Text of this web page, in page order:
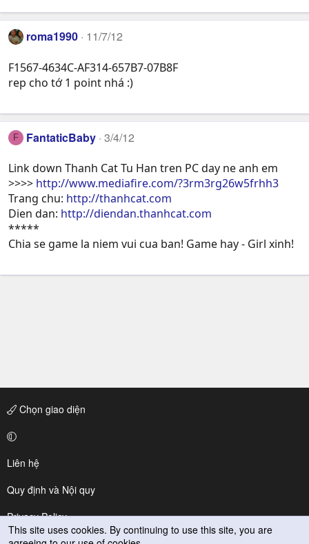
roma1990 11/7/12
F1567-4634C-AF314-657B7-07B8F
rep cho tớ 1 point nhá :)
F FantaticBaby 3/4/12
Link down Thanh Cat Tu Han tren PC day ne anh em
>>>> http://www.mediafire.com/?3rm3rg26w5frhh3
Trang chu: http://thanhcat.com
Dien dan: http://diendan.thanhcat.com
*****
Chia se game la niem vui cua ban! Game hay - Girl xinh!
Chọn giao diện
Liên hệ
Quy định và Nội quy
Privacy Policy
This site uses cookies. By continuing to use this site, you are